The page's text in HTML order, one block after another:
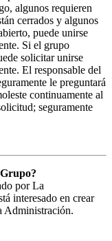
algunos requieren
cerrados y algunos
puede unirse
Si el grupo
solicitar unirse
El responsable del
le preguntará
continuamente al
seguramente
por La
interesado en crear
Administración.